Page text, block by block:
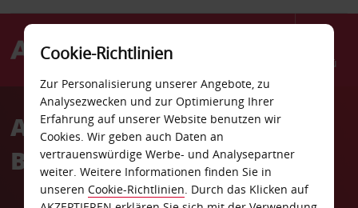
Menü
AvisAutovermietung Tours
Bahnhof
Cookie-Richtlinien
Zur Personalisierung unserer Angebote, zu
Analysezwecken und zur Optimierung Ihrer
Erfahrung auf unserer Website benutzen wir
Cookies. Wir geben auch Daten an
vertrauenswürdige Werbe- und Analysepartner
weiter. Weitere Informationen finden Sie in
unseren Cookie-Richtlinien. Durch das Klicken auf